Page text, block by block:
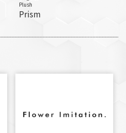
Plush
Prism